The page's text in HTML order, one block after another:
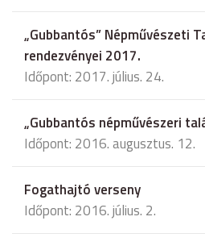
„Gubbantós” Népművészeti
rendezvényei 2017.
Időpont: 2017. július. 24.
„Gubbantós népművészeri
Időpont: 2016. augusztus. 12.
Fogathajtó verseny
Időpont: 2016. július. 2.